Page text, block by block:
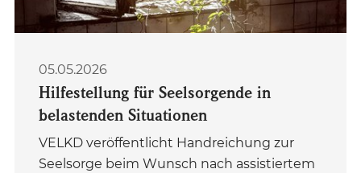
05.05.2026
Hilfestellung für Seelsorgende in
belastenden Situationen
VELKD veröffentlicht Handreichung zur
Seelsorge beim Wunsch nach assistiertem